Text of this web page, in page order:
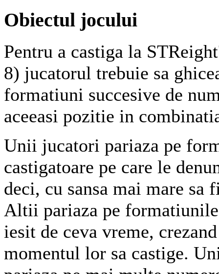
Obiectul jocului
Pentru a castiga la
8) jucatorul trebuie sa
formatiuni succesive de
aceeasi pozitie in
Unii jucatori pariaza pe
castigatoare pe care le
deci, cu sansa mai mare sa
Altii pariaza pe
iesit de ceva vreme,
momentul lor sa castige.